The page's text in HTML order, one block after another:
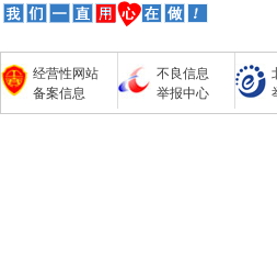
经营性网站
备案信息
不良信息
举报中心